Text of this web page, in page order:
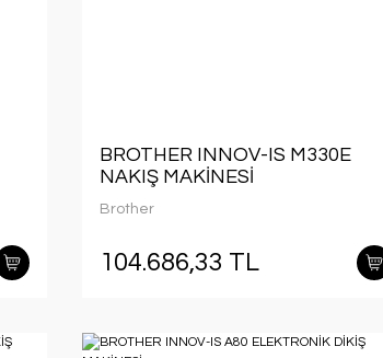
BROTHER INNOV-IS M330E
NAKIŞ MAKİNESİ
Brother
104.686,33 TL